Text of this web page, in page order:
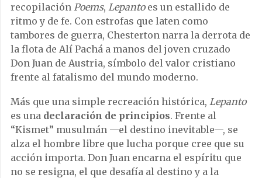
recopilación Poems, Lepantoes un estallido de
ritmo y de fe. Con estrofas que laten como
tambores de guerra, Chesterton narra la derrota de
la flota de Alí Pachá a manos del joven cruzado
Don Juan de Austria, símbolo del valor cristiano
frente al fatalismo del mundo moderno.
Más que una simple recreación histórica, Lepanto
es una declaración de principios. Frente al
“Kismet” musulmán —el destino inevitable—, se
alza el hombre libre que lucha porque cree que su
acción importa. Don Juan encarna el espíritu que
no se resigna, el que desafía al destino y a la